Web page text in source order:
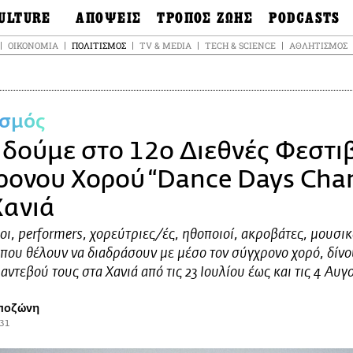
&
ΑΠΟΨΕΙΣ
Ιδέες
ΤΡΟΠΟΣ ΖΩΗΣ
Μόδα & Στυλ
Living
Αγορά
PODCASTS
Σκληρές Αλήθειες
OnDemand
Ψυχή & Σώμα
Άκου την
Ιστορία μιας
Radio Lifo
The Review
LiFO Politics
ΟΙΚΟΝΟΜΊΑ ΠΟΛΙΤΙΣΜΌΣ TV & MEDIA TECH & SCIENCE ΑΘΛΗΤΙΣΜΌΣ
δούμε στο 12ο Διεθνές
Χορού “Dance Days
performers, χορεύτριες/ές, ηθοποιοί, ακροβάτες,
θέλουν να διαδράσουν με μέσο τον σύγχρονο χορό,
τους στα Χανιά από τις 23 Ιουλίου έως και τις 4